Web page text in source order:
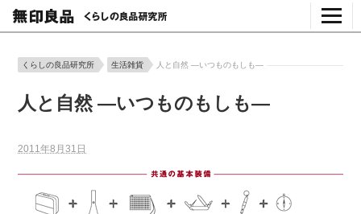
くらしの良品研究所 生活雑貨 人と自然 ―いつものもしも―
人と自然 ―いつものもしも―
2011年8月31日